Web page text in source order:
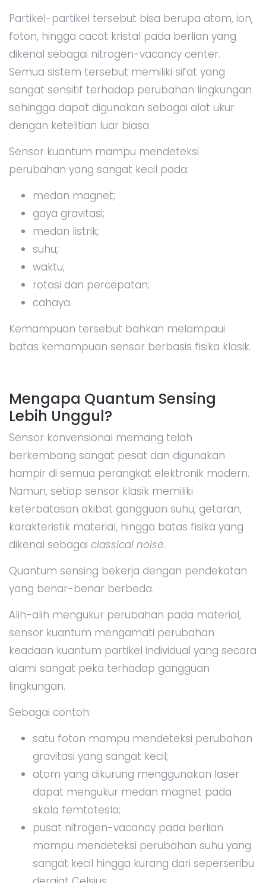
Partikel-partikel tersebut bisa berupa atom, ion,
foton, hingga cacat kristal pada berlian yang
dikenal sebagai nitrogen-vacancy center.
Semua sistem tersebut memiliki sifat yang
sangat sensitif terhadap perubahan lingkungan
sehingga dapat digunakan sebagai alat ukur
dengan ketelitian luar biasa.
Sensor kuantum mampu mendeteksi
perubahan yang sangat kecil pada:
medan magnet;
gaya gravitasi;
medan listrik;
suhu;
waktu;
rotasi dan percepatan;
cahaya.
Kemampuan tersebut bahkan melampaui
batas kemampuan sensor berbasis fisika klasik.
Mengapa Quantum Sensing
Lebih Unggul?
Sensor konvensional memang telah
berkembang sangat pesat dan digunakan
hampir di semua perangkat elektronik modern.
Namun, setiap sensor klasik memiliki
keterbatasan akibat gangguan suhu, getaran,
karakteristik material, hingga batas fisika yang
dikenal sebagai classical noise.
Quantum sensing bekerja dengan pendekatan
yang benar-benar berbeda.
Alih-alih mengukur perubahan pada material,
sensor kuantum mengamati perubahan
keadaan kuantum partikel individual yang secara
alami sangat peka terhadap gangguan
lingkungan.
Sebagai contoh:
satu foton mampu mendeteksi perubahan
gravitasi yang sangat kecil;
atom yang dikurung menggunakan laser
dapat mengukur medan magnet pada
skala femtotesla;
pusat nitrogen-vacancy pada berlian
mampu mendeteksi perubahan suhu yang
sangat kecil hingga kurang dari seperseribu